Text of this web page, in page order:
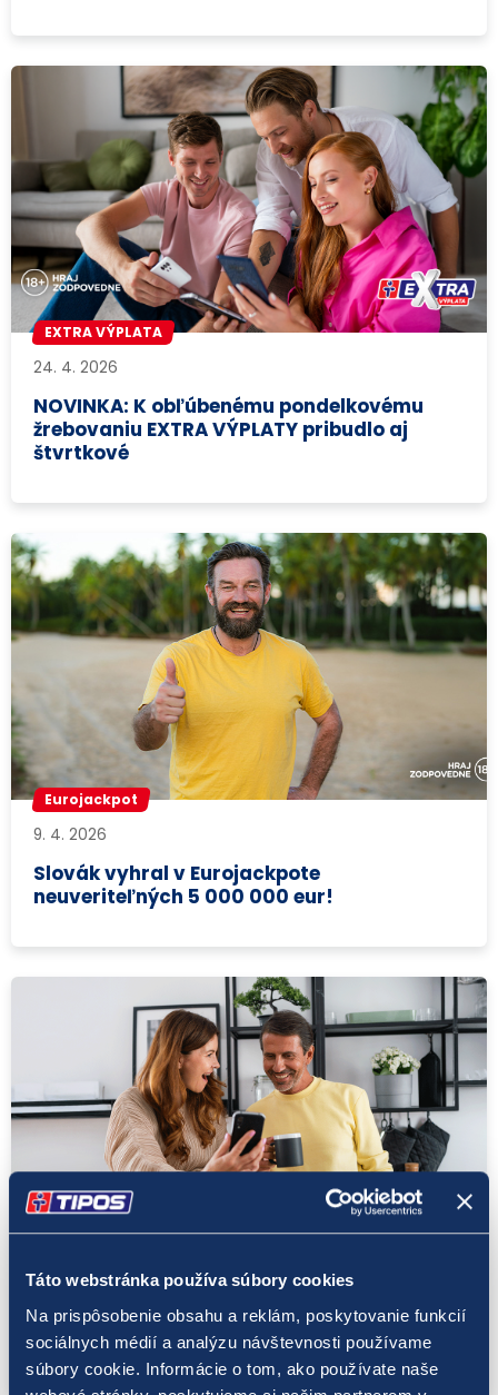
Táto webstránka používa súbory cookies
Na prispôsobenie obsahu a reklám, poskytovanie funkcií
sociálnych médií a analýzu návštevnosti používame
súbory cookie. Informácie o tom, ako používate naše
EXTRA VÝPLATA
24. 4. 2026
NOVINKA: K obľúbenému pondelkovému
žrebovaniu EXTRA VÝPLATY pribudlo aj
štvrtkové
Eurojackpot
9. 4. 2026
Slovák vyhral v Eurojackpote
neuveriteľných 5 000 000 eur!
22. 4. 2026
Doplnková hra EUROMILIÓNY JOKER potešila
20-tisícovou výhrou šťastného hráča